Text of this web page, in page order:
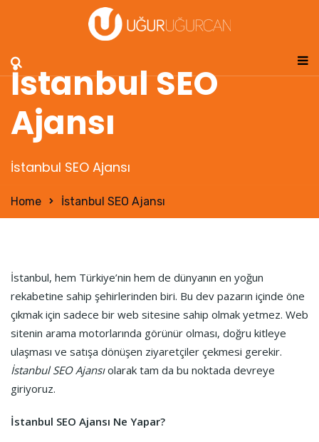
İstanbul SEO
Ajansı
İstanbul SEO Ajansı
Home İstanbul SEO Ajansı
İstanbul, hem Türkiye’nin hem de dünyanın en yoğun
rekabetine sahip şehirlerinden biri. Bu dev pazarın içinde öne
çıkmak için sadece bir web sitesine sahip olmak yetmez. Web
sitenin arama motorlarında görünür olması, doğru kitleye
ulaşması ve satışa dönüşen ziyaretçiler çekmesi gerekir.
İstanbul SEO Ajansıolarak tam da bu noktada devreye
giriyoruz.
İstanbul SEO Ajansı Ne Yapar?